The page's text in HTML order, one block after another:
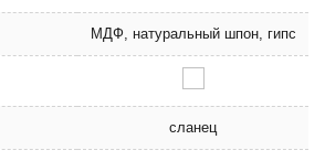
МДФ, натуральный шпон, гипс
сланец